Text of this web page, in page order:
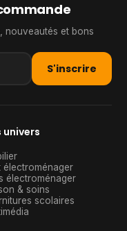
nouveautés et bons
S'inscrire
univers
électroménager
électroménager
& soins
scolaires